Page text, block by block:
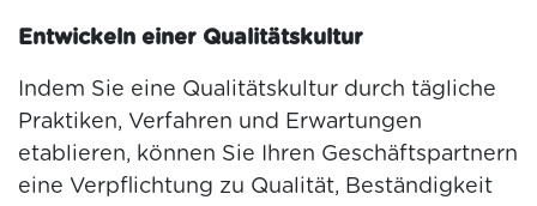
Entwickeln einer Qualitätskultur
Indem Sie eine Qualitätskultur durch tägliche
Praktiken, Verfahren und Erwartungen
etablieren, können Sie Ihren Geschäftspartnern
eine Verpflichtung zu Qualität, Beständigkeit